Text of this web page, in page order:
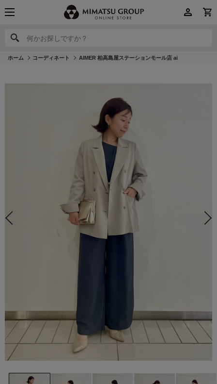
何かお探しですか？
何かお探しですか？
ホーム コーディネート AIMER 柏高島屋ステーションモール店 ai